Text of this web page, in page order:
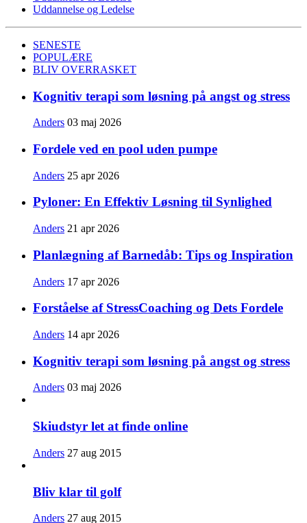
Uddannelse og Ledelse
SENESTE
POPULÆRE
BLIV OVERRASKET
Kognitiv terapi som løsning på angst og stress
Anders 03 maj 2026
Fordele ved en pool uden pumpe
Anders 25 apr 2026
Pyloner: En Effektiv Løsning til Synlighed
Anders 21 apr 2026
Planlægning af Barnedåb: Tips og Inspiration
Anders 17 apr 2026
Forståelse af StressCoaching og Dets Fordele
Anders 14 apr 2026
Kognitiv terapi som løsning på angst og stress
Anders 03 maj 2026
Skiudstyr let at finde online
Anders 27 aug 2015
Bliv klar til golf
Anders 27 aug 2015